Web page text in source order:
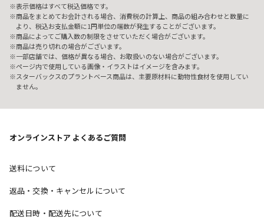
表示価格はすべて税込価格です。
商品をまとめてお会計される場合、消費税の計算上、商品の組み合わせと数量に
より、税込お支払金額に1円単位の端数が発生することがございます。
商品によってご購入数の制限をさせていただく場合がございます。
商品は売り切れの場合がございます。
一部店舗では、価格が異なる場合、お取扱いのない場合がございます。
ページ内で使用している画像・イラストはイメージを含みます。
スターバックスのプラントベース商品は、主要原材料に動物性食材を使用してい
ません。
オンラインストア よくあるご質問
送料について
返品・交換・キャンセルについて
配送日時・配送先について